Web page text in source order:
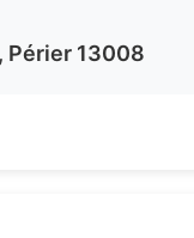
Périer 13008